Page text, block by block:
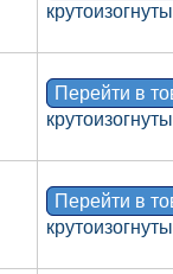
Перейти в
Перейти в